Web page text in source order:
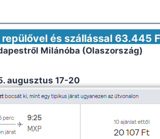
és szállással 63.445
Milánóba (Olaszország)
augusztus 17-20